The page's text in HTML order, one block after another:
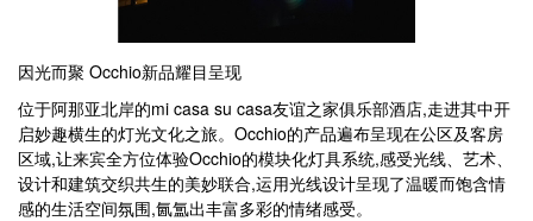
因光而聚 Occhio新品耀目呈现
位于阿那亚北岸的mi casa su casa友谊之家俱乐部酒店,走进其中开
启妙趣横生的灯光文化之旅。Occhio的产品遍布呈现在公区及客房
区域,让来宾全方位体验Occhio的模块化灯具系统,感受光线、艺术、
设计和建筑交织共生的美妙联合,运用光线设计呈现了温暖而饱含情
感的生活空间氛围,氤氲出丰富多彩的情绪感受。